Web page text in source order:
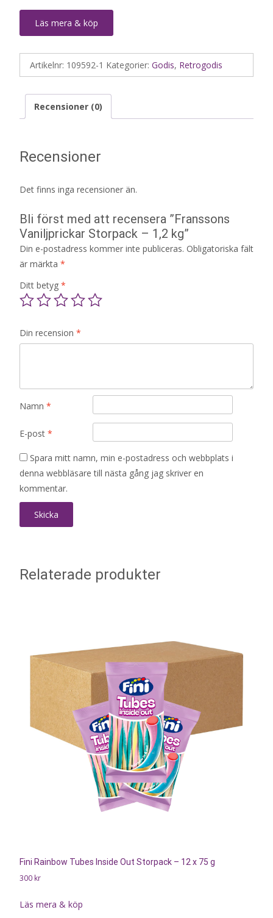
Läs mera & köp
Artikelnr: 109592-1 Kategorier: Godis, Retrogodis
Recensioner (0)
Recensioner
Det finns inga recensioner än.
Bli först med att recensera ”Franssons
Vaniljprickar Storpack – 1,2 kg”
Din e-postadress kommer inte publiceras. Obligatoriska fält
är märkta *
Ditt betyg *
Din recension *
Namn *
E-post *
Spara mitt namn, min e-postadress och webbplats i
denna webbläsare till nästa gång jag skriver en
kommentar.
Relaterade produkter
Fini Rainbow Tubes Inside Out Storpack – 12 x 75 g
300 kr
Läs mera & köp